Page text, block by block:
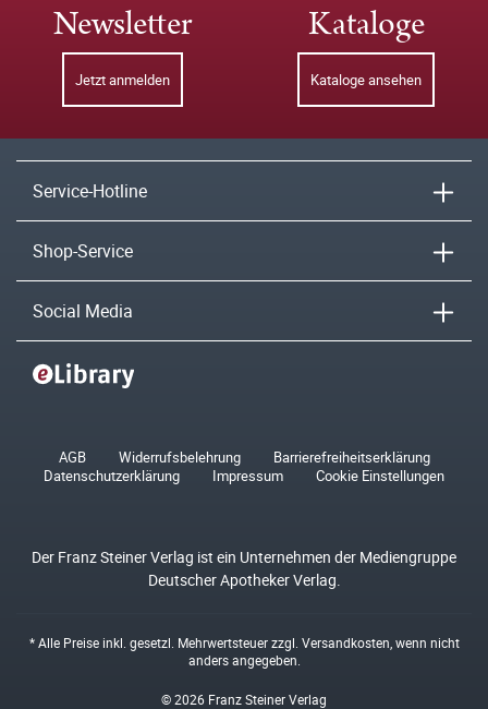
Newsletter
Jetzt anmelden
Kataloge
Kataloge ansehen
Service-Hotline
Shop-Service
Social Media
AGB Widerrufsbelehrung
Barrierefreiheitserklärung
Datenschutzerklärung
Impressum Cookie Einstellungen
Der Franz Steiner Verlag ist ein Unternehmen der Mediengruppe
Deutscher Apotheker Verlag.
* Alle Preise inkl. gesetzl. Mehrwertsteuer zzgl. Versandkosten , wenn nicht
anders angegeben.
© 2026 Franz Steiner Verlag